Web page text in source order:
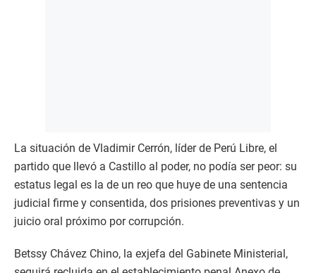
La situación de Vladimir Cerrón, líder de Perú Libre, el
partido que llevó a Castillo al poder, no podía ser peor: su
estatus legal es la de un reo que huye de una sentencia
judicial firme y consentida, dos prisiones preventivas y un
juicio oral próximo por corrupción.
Betssy Chávez Chino, la exjefa del Gabinete Ministerial,